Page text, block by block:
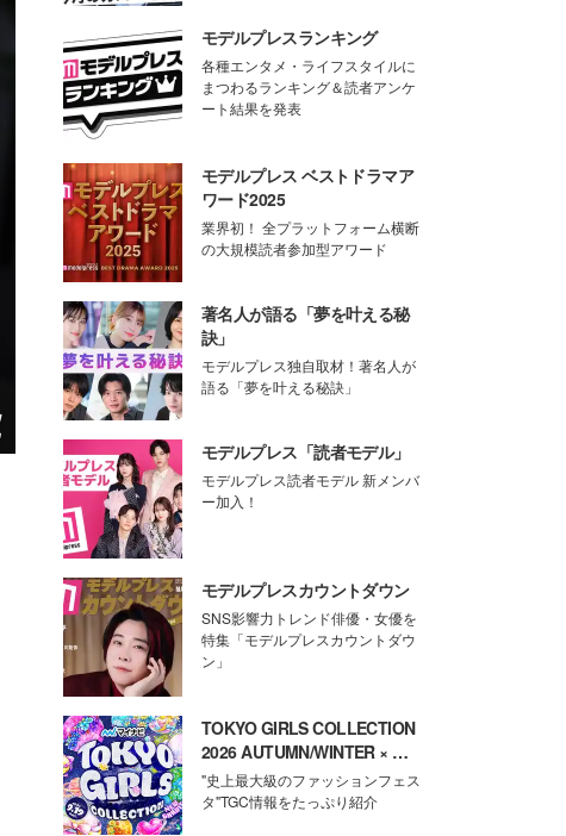
モデルプレスランキング
各種エンタメ・ライフスタイルに
まつわるランキング＆読者アンケ
ート結果を発表
モデルプレス ベストドラマア
ワード2025
業界初！ 全プラットフォーム横断
の大規模読者参加型アワード
著名人が語る「夢を叶える秘
訣」
モデルプレス独自取材！著名人が
語る「夢を叶える秘訣」
モデルプレス「読者モデル」
モデルプレス読者モデル 新メンバ
ー加入！
モデルプレスカウントダウン
SNS影響力トレンド俳優・女優を
特集「モデルプレスカウントダウ
ン」
TOKYO GIRLS COLLECTION
2026 AUTUMN/WINTER × モ
デルプレス
"史上最大級のファッションフェス
タ"TGC情報をたっぷり紹介